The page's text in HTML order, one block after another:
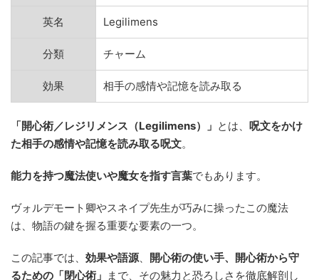
英名 Legilimens
分類 チャーム
効果 相手の感情や記憶を読み取る
「開心術／レジリメンス（Legilimens）」 とは、 呪文をかけ
た相手の感情や記憶を読み取る呪文。
能力を持つ魔法使いや魔女を指す言葉でもあります。
ヴォルデモート卿やスネイプ先生が巧みに操ったこの魔法
は、物語の鍵を握る重要な要素の一つ。
この記事では、 効果や語源
開心術の使い手、開心術から守
るための「閉心術」 まで、その魅力と恐ろしさを徹底解剖し